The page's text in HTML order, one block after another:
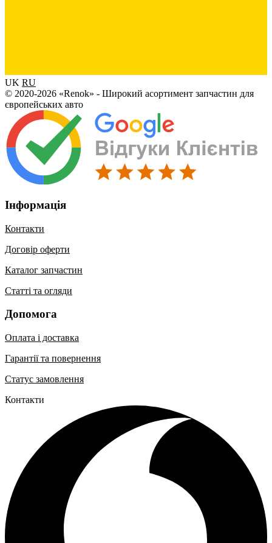
UK RU
© 2020-2026 «Renok» - Широкий асортимент запчастин для
європейських авто
Інформація
Контакти
Договір оферти
Каталог запчастин
Статті та огляди
Допомога
Оплата і доставка
Гарантії та повернення
Статус замовлення
Контакти